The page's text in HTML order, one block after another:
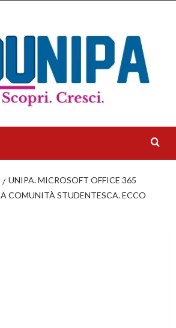
UNIPA. MICROSOFT OFFICE 365
COMUNITÀ STUDENTESCA. ECCO